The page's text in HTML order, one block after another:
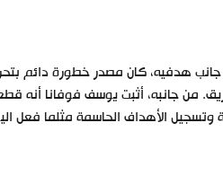
جانب هدفيه، كان مصدر خطورة دائم
من جانبه، أثبت يوسف فوفانا أنه
وتسجيل الأهداف الحاسمة مثلما فعل